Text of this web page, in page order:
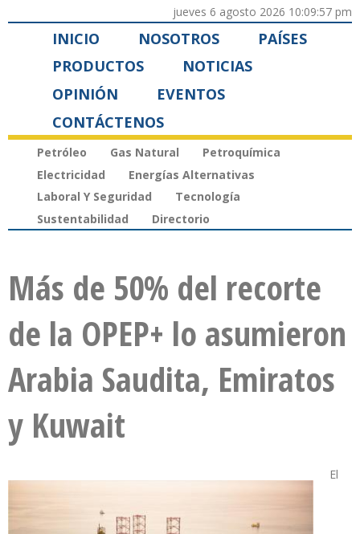
jueves 6 agosto 2026 10:09:57 pm
INICIO NOSOTROS
PAÍSES
PRODUCTOS
NOTICIAS
OPINIÓN
EVENTOS
CONTÁCTENOS
Petróleo Gas Natural
Petroquímica
Electricidad
Energías Alternativas
Laboral Y Seguridad
Tecnología
Sustentabilidad
Directorio
Más de 50% del recorte
de la OPEP+ lo asumieron
Arabia Saudita, Emiratos
y Kuwait
El